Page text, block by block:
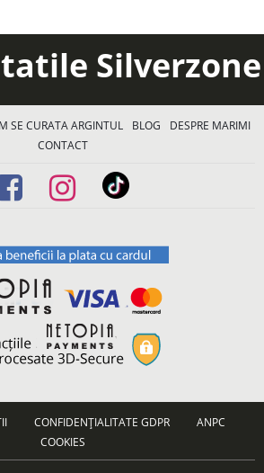
Silverzone
SE CURATA ARGINTUL BLOG
DESPRE MARIMI
CONTACT
CONFIDENȚIALITATE GDPR
ANPC
COOKIES